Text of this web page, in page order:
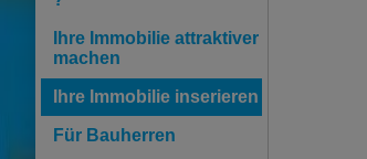
Ihre Immobilie attraktiver
machen
Ihre Immobilie inserieren
Für Bauherren